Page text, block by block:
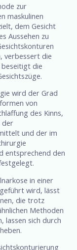
zur
maskulinen
dem Gesicht
Aussehen zu
verbessert die
beseitigt die
wird der Grad
von
des Kinns,
der
und der im
entsprechend den
in einer
wird, lässt
die trotz
Methoden
lassen sich durch